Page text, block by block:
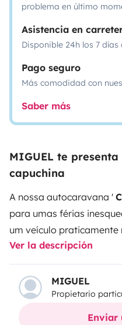
problema en último
Asistencia en
Disponible 24h los 7 días
Pago seguro
Más comodidad con
Saber más
MIGUEL te
capuchina
A nossa autocaravana '
para umas férias
um veículo praticamente
poucos kms, para quem
qualidade e conforto,
para uma experiência
totalmente equipada
outros têxteis, utensílios
Ver la descripción
MIGUEL
Propietario
Enviar